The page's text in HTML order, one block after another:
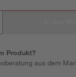
Produkt?
aus dem